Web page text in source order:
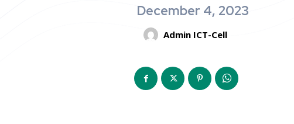
December 4, 2023
Admin ICT-Cell